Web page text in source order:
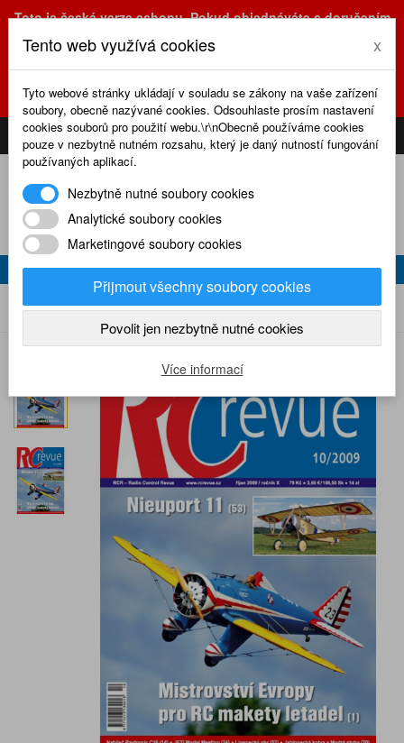
Toto je česká verze eshopu. Pokud objednáváte s doručením
(sk.eshop.rcrevue.cz - kliknutím na slovenskou vlajku)
POZOR ZMĚNA : výdejní místo a kancelář jsou nyní na adrese
Olšanská 3, Praha 3, tel. (+420) 222 723 388, 774 777 794.
CS
SK PŘIHLÁSIT KOŠÍK
RC REVUE 10/2009
Home Naše časopisy RC revue 2009 RC revue 10/2009
Tento web využívá cookies x
Tyto webové stránky ukládají v souladu se zákony na vaše zařízení
soubory, obecně nazývané cookies. Odsouhlaste prosím nastavení
cookies souborů pro použití webu.\r\nObecně používáme cookies
pouze v nezbytně nutném rozsahu, který je daný nutností fungování
používaných aplikací.
Nezbytně nutné soubory cookies
Analytické soubory cookies
Marketingové soubory cookies
Přijmout všechny soubory cookies
Povolit jen nezbytně nutné cookies
Více informací